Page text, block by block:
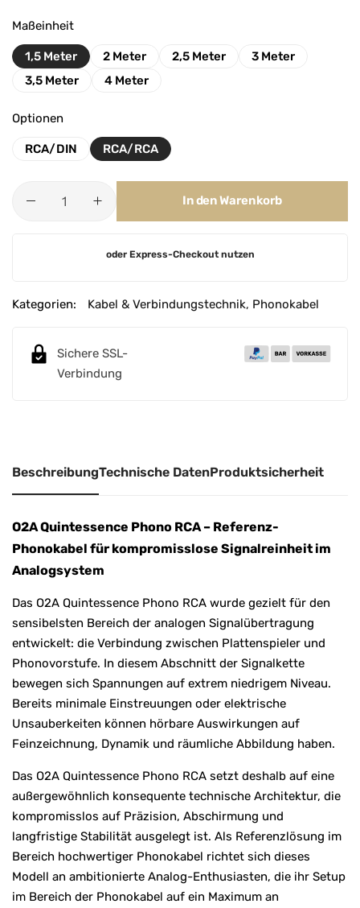
Maßeinheit
1,5 Meter 2 Meter 2,5 Meter
3 Meter
3,5 Meter
4 Meter
Optionen
RCA/DIN RCA/RCA
In den Warenkorb
e
:
oder Express-Checkout nutzen
Kategorien: Kabel & Verbindungstechnik, Phonokabel
Sichere SSL-
Verbindung
BeschreibungTechnische DatenProduktsicherheit
O2A Quintessence Phono RCA – Referenz-
Phonokabel für kompromisslose Signalreinheit im
Analogsystem
Das O2A Quintessence Phono RCA wurde gezielt für den
sensibelsten Bereich der analogen Signalübertragung
entwickelt: die Verbindung zwischen Plattenspieler und
Phonovorstufe. In diesem Abschnitt der Signalkette
bewegen sich Spannungen auf extrem niedrigem Niveau.
Bereits minimale Einstreuungen oder elektrische
Unsauberkeiten können hörbare Auswirkungen auf
Feinzeichnung, Dynamik und räumliche Abbildung haben.
Das O2A Quintessence Phono RCA setzt deshalb auf eine
außergewöhnlich konsequente technische Architektur, die
kompromisslos auf Präzision, Abschirmung und
langfristige Stabilität ausgelegt ist. Als Referenzlösung im
Bereich hochwertiger Phonokabel richtet sich dieses
Modell an ambitionierte Analog-Enthusiasten, die ihr Setup
im Bereich der Phonokabel auf ein Maximum an